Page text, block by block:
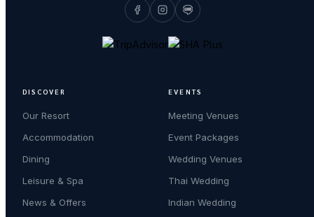
DISCOVER
Our Resort
Accommodation
Dining
Leisure & Spa
News & Offers
EVENTS
Meeting Venues
Event Packages
Wedding Venues
Thai Wedding
Indian Wedding